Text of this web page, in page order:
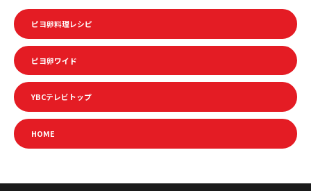
ピヨ卵料理レシピ
ピヨ卵ワイド
YBCテレビトップ
HOME